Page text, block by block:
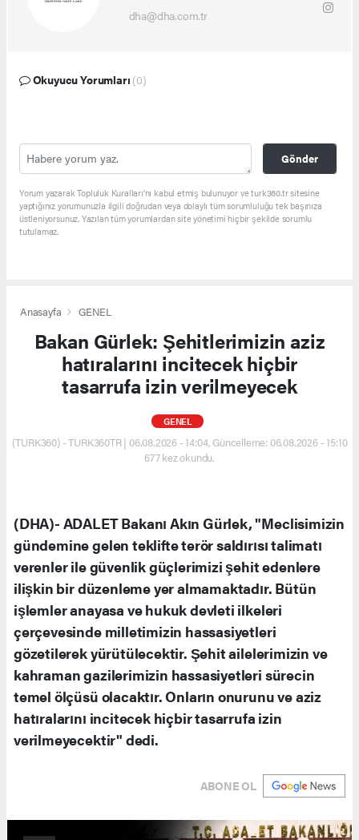
dha@dha.com.tr
Okuyucu Yorumları (0)
Gönder
Yorum yazarak Topluluk Kuralları’nı kabul etmiş bulunuyor ve turk360.tr sitesine
yaptığınız yorumunuzla ilgili doğrudan veya dolaylı tüm sorumluluğu tek başınıza
üstleniyorsunuz. Yazılan tüm yorumlardan site yönetimi hiçbir şekilde sorumlu
tutulamaz.
Anasayfa GENEL
Bakan Gürlek: Şehitlerimizin aziz
hatıralarını incitecek hiçbir
tasarrufa izin verilmeyecek
GENEL
(TURK360) - TURK360TR | 06.08.2026 - 14:04, Güncelleme: 06.08.2026 - 15:10
677 kez okundu.
(DHA)- ADALET Bakanı Akın Gürlek, "Meclisimizin
gündemine gelen teklifte terör saldırısı talimatı
verenler ile güvenlik güçlerimizi şehit edenlere
ilişkin bir düzenleme yer almamaktadır. Bütün
işlemler anayasa ve hukuk devleti ilkeleri
çerçevesinde milletimizin hassasiyetleri
gözetilerek yürütülecektir. Şehit ailelerimizin ve
kahraman gazilerimizin hassasiyetleri sürecin
temel ölçüsü olacaktır. Onların onurunu ve aziz
hatıralarını incitecek hiçbir tasarrufa izin
verilmeyecektir" dedi.
ABONE OL